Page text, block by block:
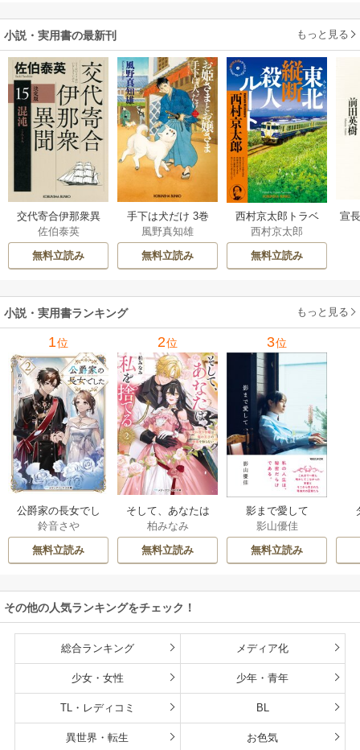
小説・実用書の最新刊 もっと見る
交代寄合伊那衆異
聞 15巻
佐伯泰英
無料立読み
手下は犬だけ 3巻
風野真知雄
無料立読み
西村京太郎トラベ
ルミステリー・セ
レクション 2巻
西村京太郎
無料立読み
宣
小説・実用書ランキング もっと見る
1位
公爵家の長女でし
た
鈴音さや
無料立読み
2位
そして、あなたは
私を捨てる
柏みなみ
無料立読み
3位
影まで愛して
影山優佳
無料立読み
その他の人気ランキングをチェック！
総合ランキング メディア化
少女・女性 少年・青年
TL・レディコミ BL
異世界・転生 お色気